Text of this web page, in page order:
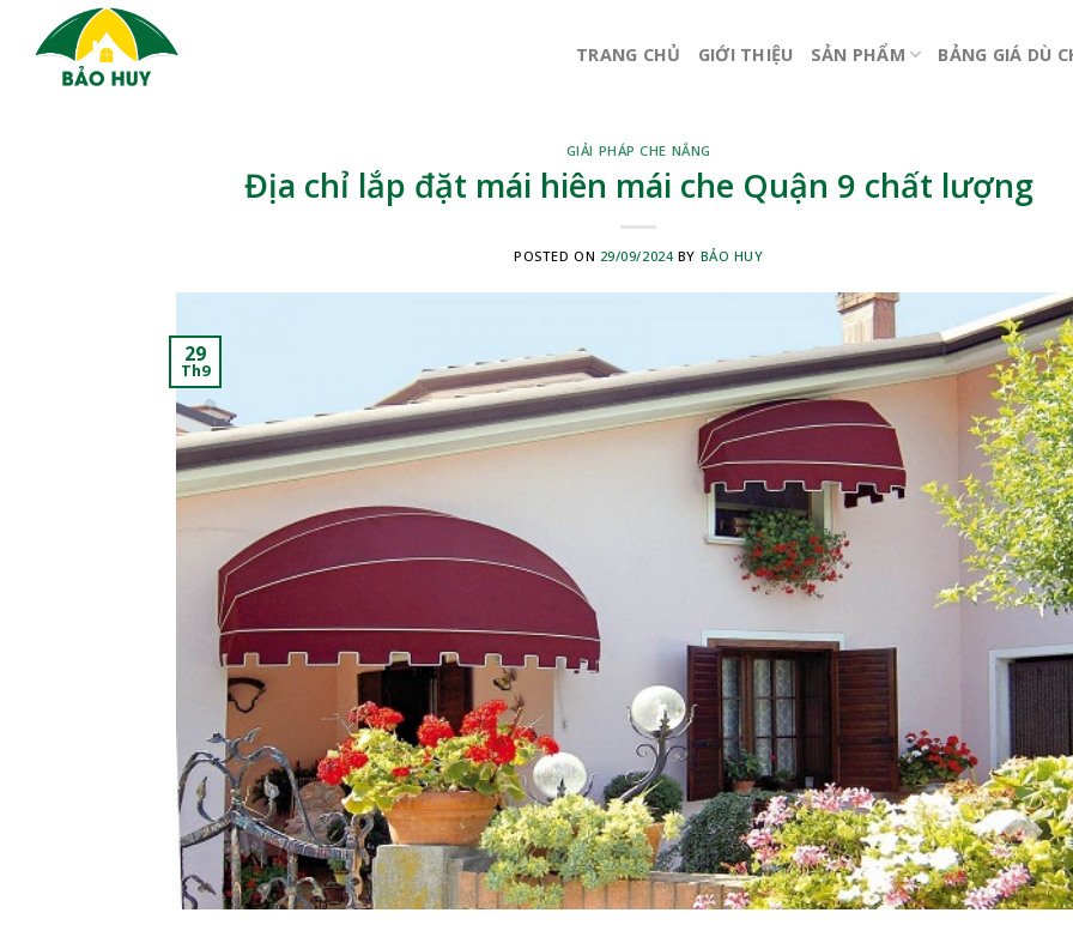
content
TRANG CHỦ GIỚI THIỆU SẢN PHẨM BẢNG GIÁ DÙ
GIẢI PHÁP CHE NẮNG
Địa chỉ lắp đặt mái hiên mái che Quận 9 chất lượng
POSTED ON 29/09/2024BY BẢO HUY
29
Th9